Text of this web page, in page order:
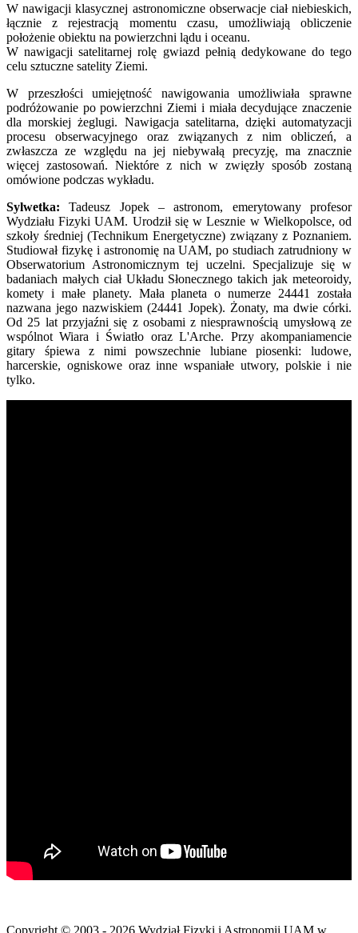
W nawigacji klasycznej astronomiczne obserwacje ciał niebieskich,
łącznie z rejestracją momentu czasu, umożliwiają obliczenie
położenie obiektu na powierzchni lądu i oceanu.
W nawigacji satelitarnej rolę gwiazd pełnią dedykowane do tego
celu sztuczne satelity Ziemi.
W przeszłości umiejętność nawigowania umożliwiała sprawne
podróżowanie po powierzchni Ziemi i miała decydujące znaczenie
dla morskiej żeglugi. Nawigacja satelitarna, dzięki automatyzacji
procesu obserwacyjnego oraz związanych z nim obliczeń, a
zwłaszcza ze względu na jej niebywałą precyzję, ma znacznie
więcej zastosowań. Niektóre z nich w zwięzły sposób zostaną
omówione podczas wykładu.
Sylwetka:Tadeusz Jopek – astronom, emerytowany profesor
Wydziału Fizyki UAM. Urodził się w Lesznie w Wielkopolsce, od
szkoły średniej (Technikum Energetyczne) związany z Poznaniem.
Studiował fizykę i astronomię na UAM, po studiach zatrudniony w
Obserwatorium Astronomicznym tej uczelni. Specjalizuje się w
badaniach małych ciał Układu Słonecznego takich jak meteoroidy,
komety i małe planety. Mała planeta o numerze 24441 została
nazwana jego nazwiskiem (24441 Jopek). Żonaty, ma dwie córki.
Od 25 lat przyjaźni się z osobami z niesprawnością umysłową ze
wspólnot Wiara i Światło oraz L'Arche. Przy akompaniamencie
gitary śpiewa z nimi powszechnie lubiane piosenki: ludowe,
harcerskie, ogniskowe oraz inne wspaniałe utwory, polskie i nie
tylko.
Copyright © 2003 - 2026 Wydział Fizyki i Astronomii UAM w